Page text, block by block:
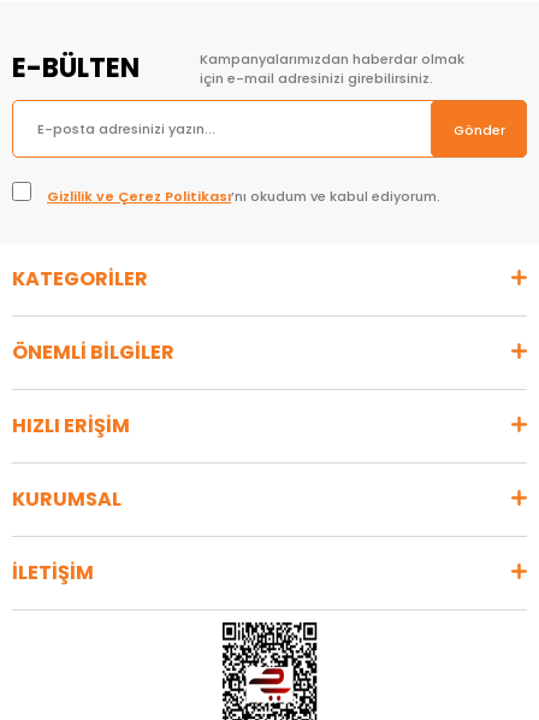
E-BÜLTEN
Kampanyalarımızdan haberdar olmak
için e-mail adresinizi girebilirsiniz.
Gönder
Gizlilik ve Çerez Politikası’nı okudum ve kabul ediyorum.
KATEGORİLER
ÖNEMLİ BİLGİLER
HIZLI ERİŞİM
KURUMSAL
İLETİŞİM